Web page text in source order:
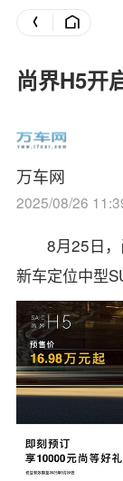
尚界H5开
万车网
2025/08/26
8月25日
新车定位中型